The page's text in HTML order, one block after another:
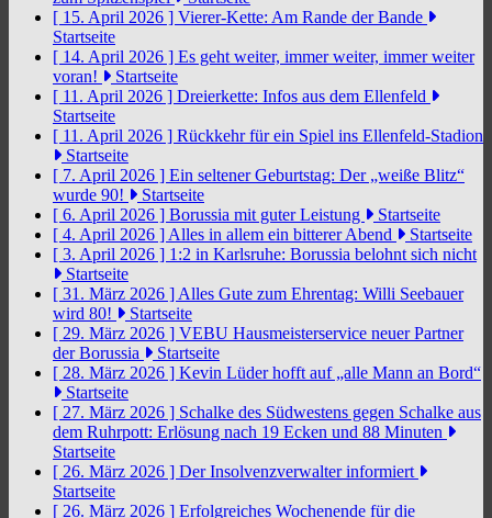
[ 15. April 2026 ] Vierer-Kette: Am Rande der Bande
Startseite
[ 14. April 2026 ] Es geht weiter, immer weiter, immer weiter
voran!
Startseite
[ 11. April 2026 ] Dreierkette: Infos aus dem Ellenfeld
Startseite
[ 11. April 2026 ] Rückkehr für ein Spiel ins Ellenfeld-Stadion
Startseite
[ 7. April 2026 ] Ein seltener Geburtstag: Der „weiße Blitz“
wurde 90!
Startseite
[ 6. April 2026 ] Borussia mit guter Leistung
Startseite
[ 4. April 2026 ] Alles in allem ein bitterer Abend
Startseite
[ 3. April 2026 ] 1:2 in Karlsruhe: Borussia belohnt sich nicht
Startseite
[ 31. März 2026 ] Alles Gute zum Ehrentag: Willi Seebauer
wird 80!
Startseite
[ 29. März 2026 ] VEBU Hausmeisterservice neuer Partner
der Borussia
Startseite
[ 28. März 2026 ] Kevin Lüder hofft auf „alle Mann an Bord“
Startseite
[ 27. März 2026 ] Schalke des Südwestens gegen Schalke aus
dem Ruhrpott: Erlösung nach 19 Ecken und 88 Minuten
Startseite
[ 26. März 2026 ] Der Insolvenzverwalter informiert
Startseite
[ 26. März 2026 ] Erfolgreiches Wochenende für die